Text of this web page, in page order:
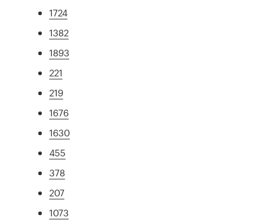
1724
1382
1893
221
219
1676
1630
455
378
207
1073